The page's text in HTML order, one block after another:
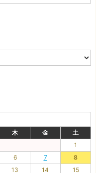
木 金
土
1
6 7
8
13 14 15